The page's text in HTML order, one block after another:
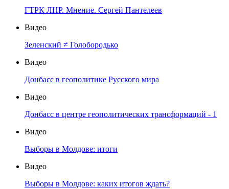
ГТРК ЛНР. Мнение. Сергей Пантелеев
Видео
Зеленский ≠ Голобородько
Видео
Донбасс в геополитике Русского мира
Видео
Донбасс в центре геополитических трансформаций - 1
Видео
Выборы в Молдове: итоги
Видео
Выборы в Молдове: каких итогов ждать?